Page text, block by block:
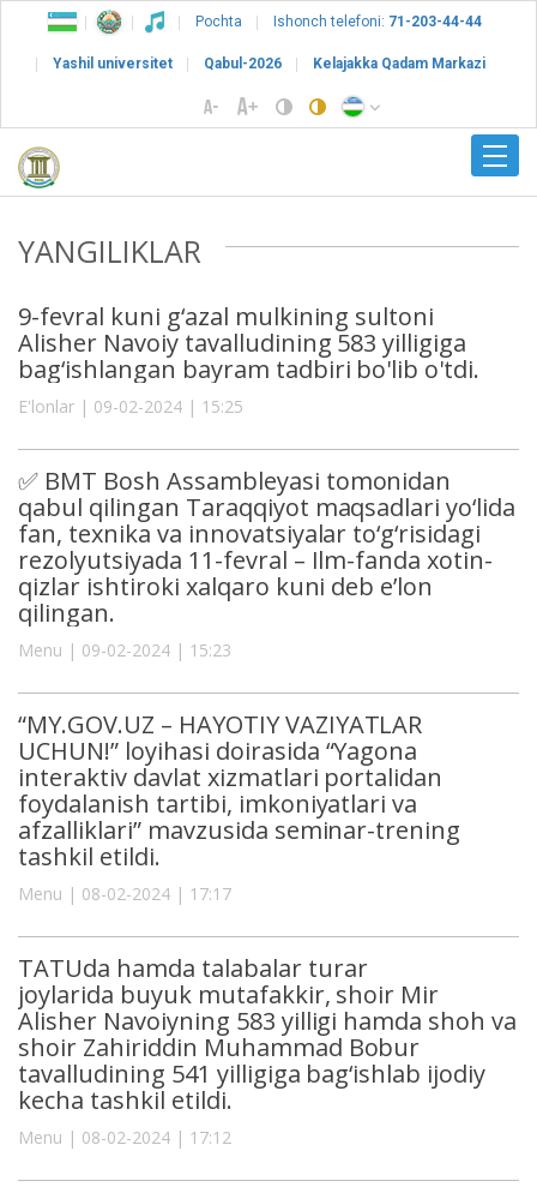
Pochta Ishonch telefoni: 71-203-44-44
Yashil universitet Qabul-2026 Kelajakka Qadam Markazi
YANGILIKLAR
9-fevral kuni g‘azal mulkining sultoni
Alisher Navoiy tavalludining 583 yilligiga
bag‘ishlangan bayram tadbiri bo'lib o'tdi.
E'lonlar | 09-02-2024 | 15:25
✅ BMT Bosh Assambleyasi tomonidan
qabul qilingan Taraqqiyot maqsadlari yo‘lida
fan, texnika va innovatsiyalar to‘g‘risidagi
rezolyutsiyada 11-fevral – Ilm-fanda xotin-
qizlar ishtiroki xalqaro kuni deb e’lon
qilingan.
Menu | 09-02-2024 | 15:23
“MY.GOV.UZ – HAYOTIY VAZIYATLAR
UCHUN!” loyihasi doirasida “Yagona
interaktiv davlat xizmatlari portalidan
foydalanish tartibi, imkoniyatlari va
afzalliklari” mavzusida seminar-trening
tashkil etildi.
Menu | 08-02-2024 | 17:17
TATUda hamda talabalar turar
joylarida buyuk mutafakkir, shoir Mir
Alisher Navoiyning 583 yilligi hamda shoh va
shoir Zahiriddin Muhammad Bobur
tavalludining 541 yilligiga bag‘ishlab ijodiy
kecha tashkil etildi.
Menu | 08-02-2024 | 17:12